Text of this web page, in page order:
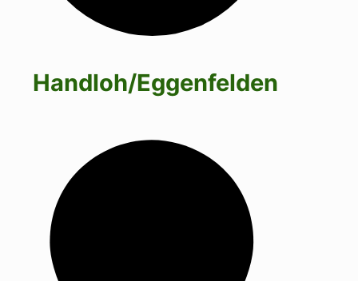
Handloh/Eggenfelden